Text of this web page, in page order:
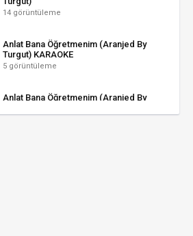
14 görüntüleme
Anlat Bana Öğretmenim (Aranjed By
Turgut) KARAOKE
5 görüntüleme
Anlat Bana Öğretmenim (Aranjed By